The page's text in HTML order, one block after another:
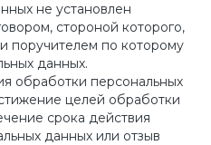
не установлен
стороной которого,
поручителем по которому
данных.
обработки персональных
целей обработки
срока действия
данных или отзыв